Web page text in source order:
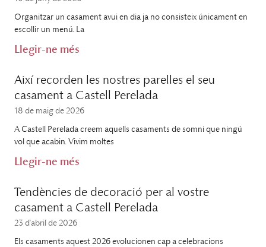
Organitzar un casament avui en dia ja no consisteix únicament en
escollir un menú. La
Llegir-ne més
Així recorden les nostres parelles el seu
casament a Castell Perelada
18 de maig de 2026
A Castell Perelada creem aquells casaments de somni que ningú
vol que acabin. Vivim moltes
Llegir-ne més
Tendències de decoració per al vostre
casament a Castell Perelada
23 d'abril de 2026
Els casaments aquest 2026 evolucionen cap a celebracions